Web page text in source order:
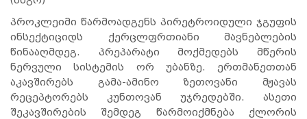
პროკლეიმი წარმოადგენს პირეტროიდული ჯგუფის
ინსექტიციდს ქერცლფრთიანი მავნებლების
წინააღმდეგ. პრეპარატი მოქმედებს მწერის
ნერვული სისტემის ორ უბანზე. ერთმანეთთან
აკავშირებს გამა-ამინო ზეთოვანი მჟავას
რეცეპტორებს კუნთოვან უჯრედებში. ასეთი
შეკავშირების შემდეგ წარმოიქმნება ქლორის